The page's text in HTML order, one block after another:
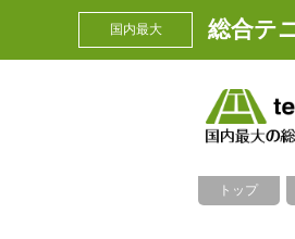
国内最大 総合テ
トップ